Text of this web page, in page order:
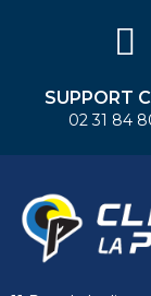
SUPPORT
02 31 84